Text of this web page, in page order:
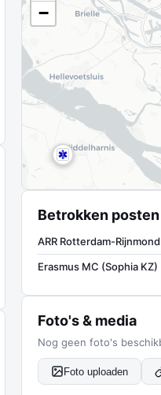
−
Betrokken posten
ARR Rotterdam-Rijnmond
Erasmus MC (Sophia KZ)
Foto's & media
Nog geen foto's
Foto uploaden